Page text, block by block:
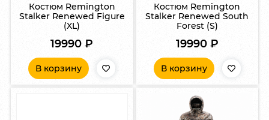
Костюм Remington
Stalker Renewed Figure
(XL)
19990₽
В корзину
Костюм Remington
Stalker Renewed South
Forest (S)
19990 ₽
В корзину